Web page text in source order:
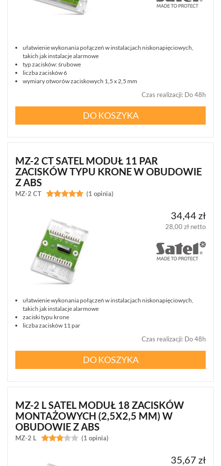
CZUJNIKI
(40)
OBUDOWY
(32)
(4)
AKCESORIA
ZAMKI
SZYFROWE
(1)
ZACISKI
MODUŁY
ZABEZPIECZAJĄCE
(2)
KABLE
(7)
ANTENY
(3)
INNE
(22)
ułatwienie wykonania połączeń w instalacjach niskonapięciowych,
takich jak instalacje alarmowe
typ zacisków: śrubowe
liczba zacisków 6
wymiary otworów zaciskowych 1,5 x 2,5 mm
Czas realizacji: Do 48h
DO KOSZYKA
MZ-2 CT SATEL MODUŁ 11 PAR
ZACISKÓW TYPU KRONE W OBUDOWIE
Z ABS
MZ-2 CT 
 (1 opinia)
34,44 zł
28,00 zł netto
ułatwienie wykonania połączeń w instalacjach niskonapięciowych,
takich jak instalacje alarmowe
zaciski typu krone
liczba zacisków 11 par
Czas realizacji: Do 48h
DO KOSZYKA
MZ-2 L SATEL MODUŁ 18 ZACISKÓW
MONTAŻOWYCH (2,5X2,5 MM) W
OBUDOWIE Z ABS
MZ-2 L 
 (1 opinia)
35,67 zł